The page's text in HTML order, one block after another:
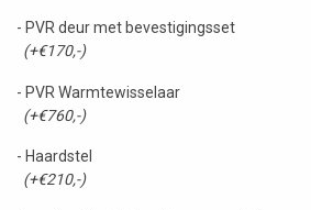
- PVR deur met bevestigingsset
(+€170,-)
- PVR Warmtewisselaar
(+€760,-)
- Haardstel
(+€210,-)